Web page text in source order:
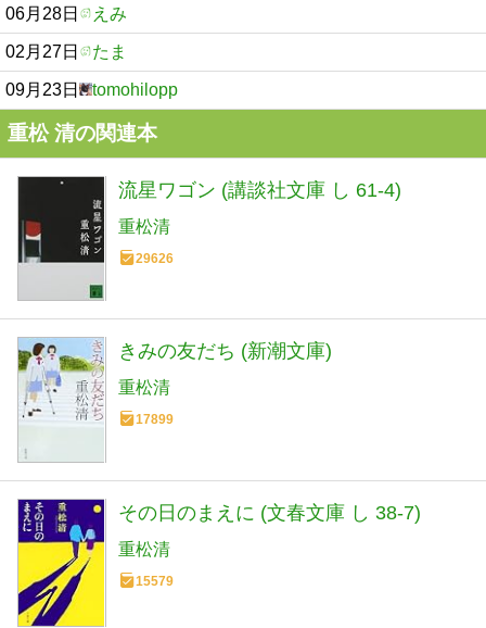
06月28日 えみ
02月27日 たま
09月23日 tomohilopp
重松 清の関連本
流星ワゴン (講談社文庫 し 61-4)
重松清
29626
きみの友だち (新潮文庫)
重松清
17899
その日のまえに (文春文庫 し 38-7)
重松清
15579